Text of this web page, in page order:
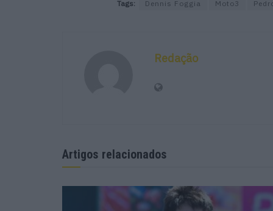
Tags: Dennis Foggia Moto3
Redação
Artigos relacionados